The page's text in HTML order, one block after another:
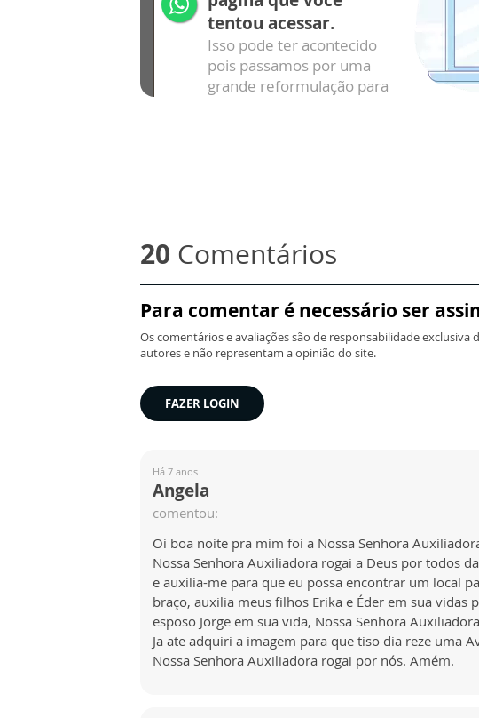
20 Comentários
Para comentar é necessário ser
Os comentários e avaliações são de responsabilidade exclusiva
autores e não representam a opinião do site.
FAZER LOGIN
Há 7 anos
Angela
comentou:
Oi boa noite pra mim foi a Nossa Senhora
Nossa Senhora Auxiliadora rogai a Deus por todos
e auxilia-me para que eu possa encontrar um local
braço, auxilia meus filhos Erika e Éder em sua vidas
esposo Jorge em sua vida, Nossa Senhora
Ja ate adquiri a imagem para que tiso dia reze uma
Nossa Senhora Auxiliadora rogai por nós. Amém.